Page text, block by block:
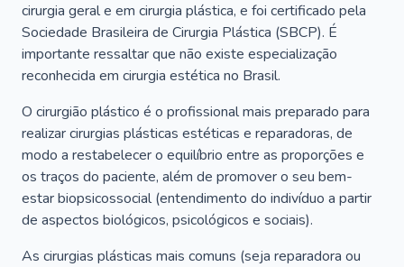
cirurgia geral e em cirurgia plástica, e foi certificado pela
Sociedade Brasileira de Cirurgia Plástica (SBCP). É
importante ressaltar que não existe especialização
reconhecida em cirurgia estética no Brasil.
O cirurgião plástico é o profissional mais preparado para
realizar cirurgias plásticas estéticas e reparadoras, de
modo a restabelecer o equilíbrio entre as proporções e
os traços do paciente, além de promover o seu bem-
estar biopsicossocial (entendimento do indivíduo a partir
de aspectos biológicos, psicológicos e sociais).
As cirurgias plásticas mais comuns (seja reparadora ou